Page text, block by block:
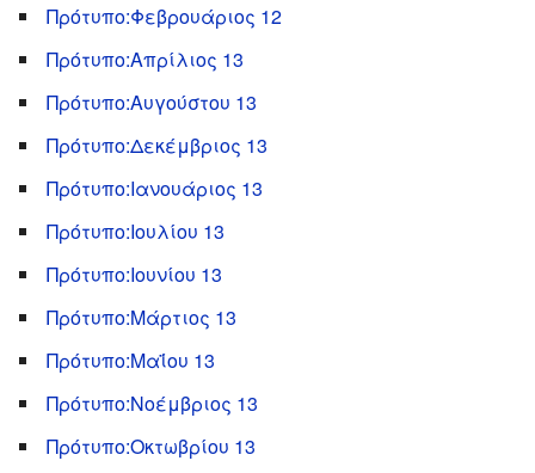
Πρότυπο:Φεβρουάριος 12
Πρότυπο:Απρίλιος 13
Πρότυπο:Αυγούστου 13
Πρότυπο:Δεκέμβριος 13
Πρότυπο:Ιανουάριος 13
Πρότυπο:Ιουλίου 13
Πρότυπο:Ιουνίου 13
Πρότυπο:Μάρτιος 13
Πρότυπο:Μαΐου 13
Πρότυπο:Νοέμβριος 13
Πρότυπο:Οκτωβρίου 13